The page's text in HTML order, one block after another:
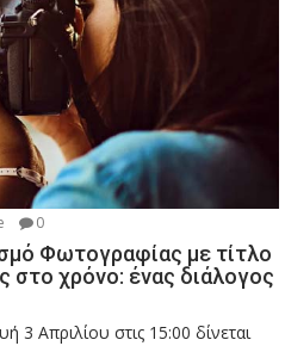
0
Φωτογραφίας με τίτλο
στο χρόνο: ένας διάλογος
3 Απριλίου στις 15:00 δίνεται